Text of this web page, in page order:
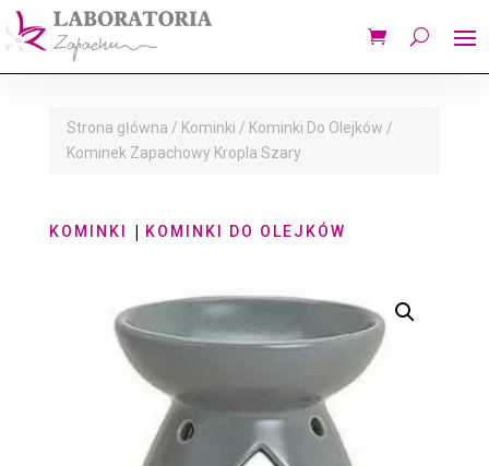
Strona główna / Kominki / Kominki Do Olejków /
Kominek Zapachowy Kropla Szary
KOMINKI | KOMINKI DO OLEJKÓW